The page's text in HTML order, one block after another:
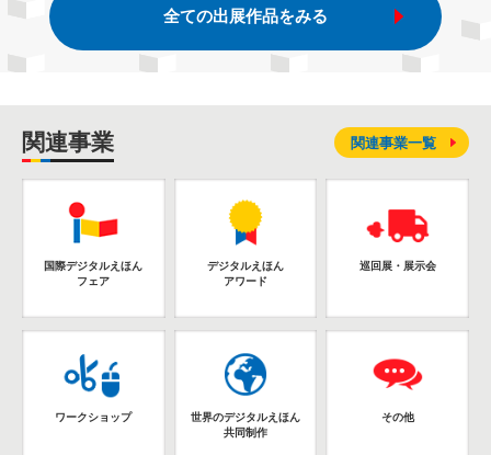
全ての出展作品をみる
関連事業
国際デジタルえほん
フェア
デジタルえほん
アワード
巡回展・展示会
ワークショップ
世界のデジタルえほん
共同制作
その他
関連事業一覧